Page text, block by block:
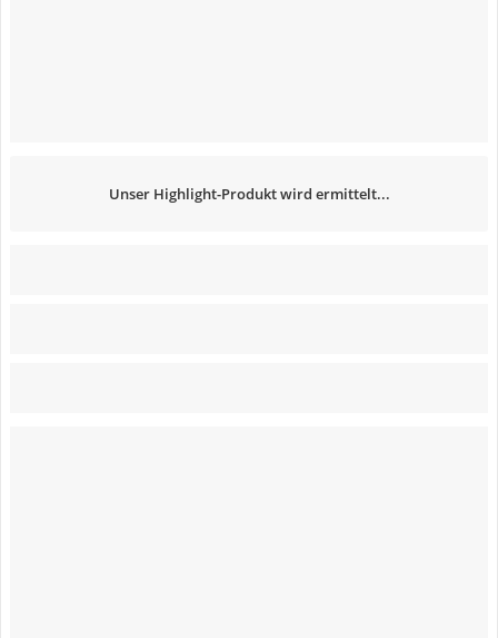
Unser Highlight-Produkt wird ermittelt...